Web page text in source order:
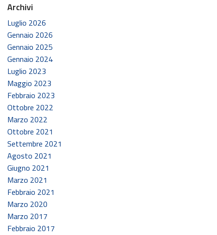
Archivi
Luglio 2026
Gennaio 2026
Gennaio 2025
Gennaio 2024
Luglio 2023
Maggio 2023
Febbraio 2023
Ottobre 2022
Marzo 2022
Ottobre 2021
Settembre 2021
Agosto 2021
Giugno 2021
Marzo 2021
Febbraio 2021
Marzo 2020
Marzo 2017
Febbraio 2017